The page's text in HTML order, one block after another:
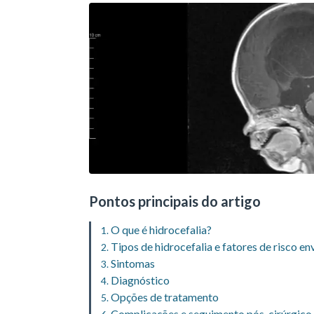
Pontos principais do artigo
O que é hidrocefalia?
Tipos de hidrocefalia e fatores de risco
Sintomas
Diagnóstico
Opções de tratamento